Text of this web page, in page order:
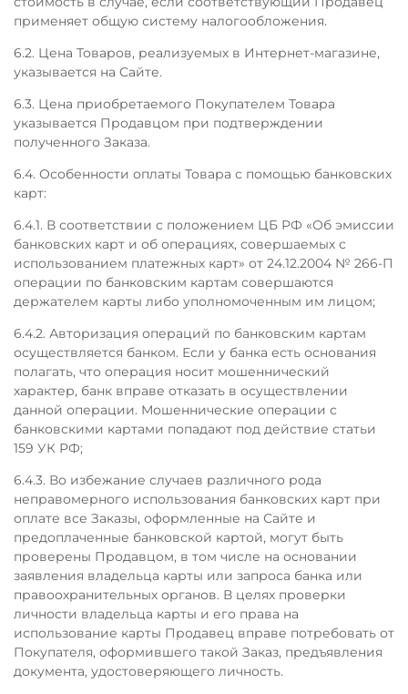
применяет общую систему налогообложения.
6.2. Цена Товаров, реализуемых в Интернет-магазине,
указывается на Сайте.
6.3. Цена приобретаемого Покупателем Товара
указывается Продавцом при подтверждении
полученного Заказа.
6.4. Особенности оплаты Товара с помощью банковских
карт:
6.4.1. В соответствии с положением ЦБ РФ «Об эмиссии
банковских карт и об операциях, совершаемых с
использованием платежных карт» от 24.12.2004 № 266-П
операции по банковским картам совершаются
держателем карты либо уполномоченным им лицом;
6.4.2. Авторизация операций по банковским картам
осуществляется банком. Если у банка есть основания
полагать, что операция носит мошеннический
характер, банк вправе отказать в осуществлении
данной операции. Мошеннические операции с
банковскими картами попадают под действие статьи
159 УК РФ;
6.4.3. Во избежание случаев различного рода
неправомерного использования банковских карт при
оплате все Заказы, оформленные на Сайте и
предоплаченные банковской картой, могут быть
проверены Продавцом, в том числе на основании
заявления владельца карты или запроса банка или
правоохранительных органов. В целях проверки
личности владельца карты и его права на
использование карты Продавец вправе потребовать от
Покупателя, оформившего такой Заказ, предъявления
документа, удостоверяющего личность.